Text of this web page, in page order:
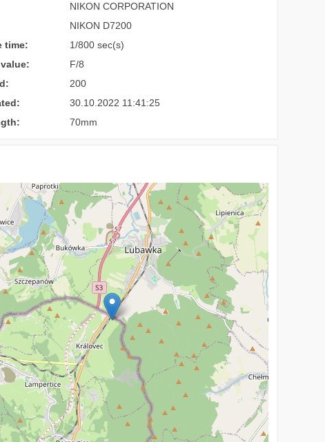
NIKON CORPORATION
NIKON D7200
time:
1/800 sec(s)
F/8
200
30.10.2022 11:41:25
70mm